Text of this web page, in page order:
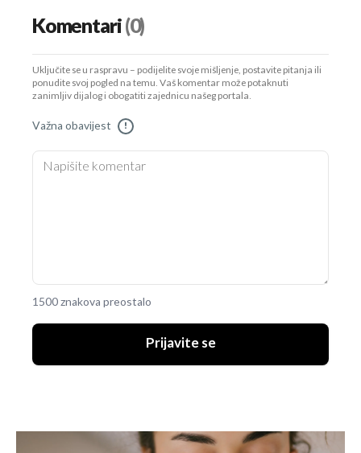
Komentari(0)
Uključite se u raspravu – podijelite svoje mišljenje, postavite pitanja ili
ponudite svoj pogled na temu. Vaš komentar može potaknuti
zanimljiv dijalog i obogatiti zajednicu našeg portala.
Važna obavijest !
1500 znakova preostalo
Prijavite se